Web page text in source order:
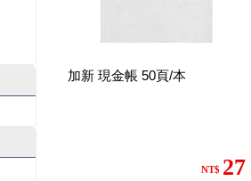
加新 現金帳 50頁/本
NT$ 27